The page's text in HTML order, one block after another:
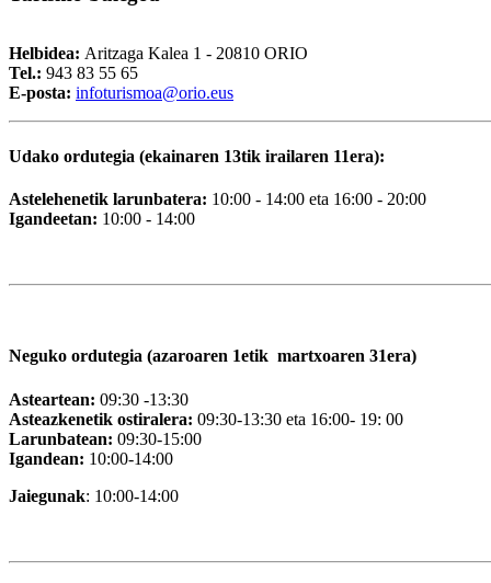
Helbidea: Aritzaga Kalea 1 - 20810 ORIO
Tel.: 943 83 55 65
E-posta: infoturismoa@orio.eus
Udako ordutegia (ekainaren 13tik irailaren 11era):
Astelehenetik larunbatera: 10:00 - 14:00 eta 16:00 - 20:00
Igandeetan: 10:00 - 14:00
Neguko ordutegia (azaroaren 1etik martxoaren 31era)
Asteartean: 09:30 -13:30
Asteazkenetik ostiralera: 09:30-13:30 eta 16:00- 19: 00
Larunbatean: 09:30-15:00
Igandean: 10:00-14:00
Jaiegunak: 10:00-14:00